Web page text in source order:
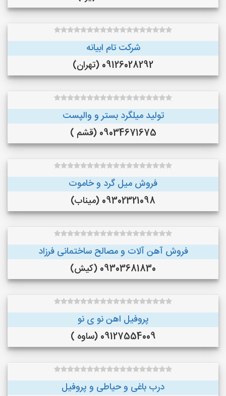
شرکت تام ابیانه
09126028292 (تهران)
تولید میلگرد بستر و والپست
09034671675 (قشم )
فروش میل گرد و خاموت
09302321098 (میناب)
فروش آهن آلات و مصالح ساختمانی فرزاد
09303681830 (کیش)
پروفیل اهن نو ی نو
09127554009 (ساوه )
درب باغی و حیاطی و پروفیل